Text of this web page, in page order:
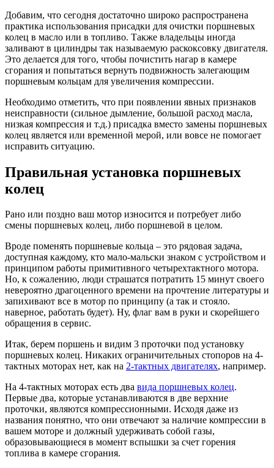
Добавим, что сегодня достаточно широко распространена
практика использования присадки для очистки поршневых
колец в масло или в топливо. Также владельцы иногда
заливают в цилиндры так называемую раскоксовку двигателя.
Это делается для того, чтобы почистить нагар в камере
сгорания и попытаться вернуть подвижность залегающим
поршневым кольцам для увеличения компрессии.
Необходимо отметить, что при появлении явных признаков
неисправности (сильное дымление, большой расход масла,
низкая компрессия и т.д.) присадка вместо замены поршневых
колец является или временной мерой, или вовсе не помогает
исправить ситуацию.
Правильная установка поршневых
колец
Рано или поздно ваш мотор износится и потребует либо
смены поршневых колец, либо поршневой в целом.
Вроде поменять поршневые кольца – это рядовая задача,
доступная каждому, кто мало-мальски знаком с устройством и
принципом работы примитивного четырехтактного мотора.
Но, к сожалению, люди страшатся потратить 15 минут своего
невероятно драгоценного времени на прочтение литературы и
запихивают все в мотор по принципу (а так и стояло.
наверное, работать будет). Ну, флаг вам в руки и скорейшего
обращения в сервис.
Итак, берем поршень и видим 3 проточки под установку
поршневых колец. Никаких ограничительных стопоров на 4-
тактных моторах нет, как на 2-тактных двигателях, например.
На 4-тактных моторах есть два вида поршневых колец.
Первые два, которые устанавливаются в две верхние
проточки, являются компрессионными. Исходя даже из
названия понятно, что они отвечают за наличие компрессии в
вашем моторе и должный удерживать собой газы,
образовывающиеся в момент вспышки за счет горения
топлива в камере сгорания.